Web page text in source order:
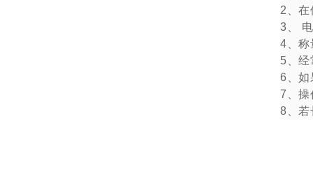
2 、
3 、
4 、
5 、
6 、
7 、
8、若